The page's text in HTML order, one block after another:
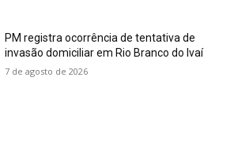
PM registra ocorrência de tentativa de
invasão domiciliar em Rio Branco do Ivaí
7 de agosto de 2026